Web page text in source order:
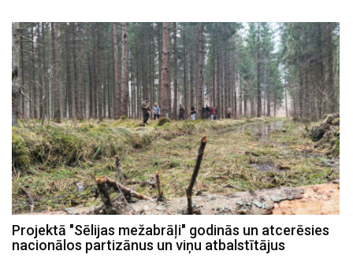
Projektā "Sēlijas mežabrāļi" godinās un atcerēsies
nacionālos partizānus un viņu atbalstītājus